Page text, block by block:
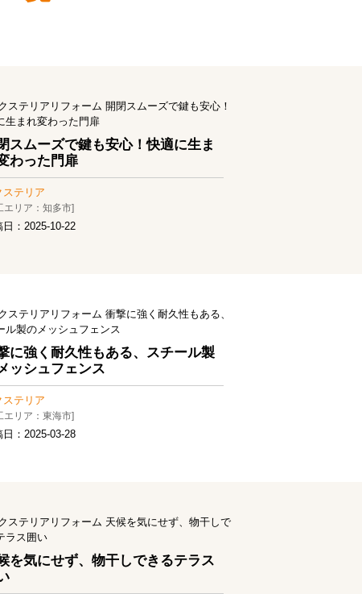
スムーズで鍵も安心！快適に生ま
わった門扉
ステリア
エリア：知多市]
： 2025-10-22
に強く耐久性もある、スチール製
ッシュフェンス
ステリア
エリア：東海市]
： 2025-03-28
を気にせず、物干しできるテラス